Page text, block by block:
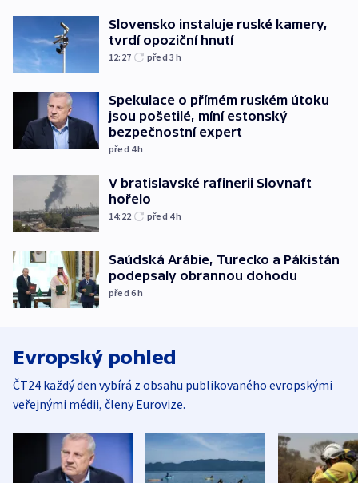
Slovensko instaluje ruské kamery,
tvrdí opoziční hnutí
12:27 před 3h
Spekulace o přímém ruském útoku
jsou pošetilé, míní estonský
bezpečnostní expert
před 4h
V bratislavské rafinerii Slovnaft
hořelo
14:22 před 4h
Saúdská Arábie, Turecko a Pákistán
podepsaly obrannou dohodu
před 6h
Evropský pohled
ČT24 každý den vybírá z obsahu publikovaného evropskými
veřejnými médii, členy Eurovize.